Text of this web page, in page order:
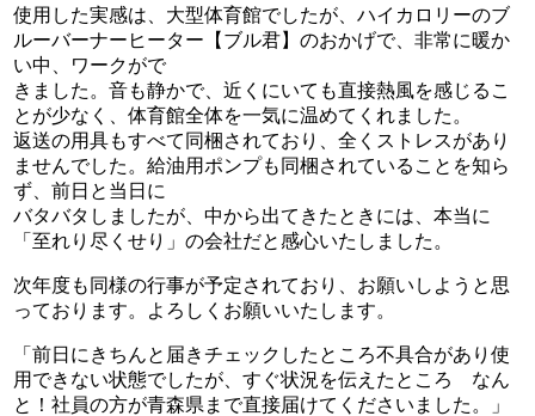
使用した実感は、大型体育館でしたが、ハイカロリーのブ
ルーバーナーヒーター【ブル君】のおかげで、非常に暖か
い中、ワークがで
きました。音も静かで、近くにいても直接熱風を感じるこ
とが少なく、体育館全体を一気に温めてくれました。
返送の用具もすべて同梱されており、全くストレスがあり
ませんでした。給油用ポンプも同梱されていることを知ら
ず、前日と当日に
バタバタしましたが、中から出てきたときには、本当に
「至れり尽くせり」の会社だと感心いたしました。
次年度も同様の行事が予定されており、お願いしようと思
っております。よろしくお願いいたします。
「前日にきちんと届きチェックしたところ不具合があり使
用できない状態でしたが、すぐ状況を伝えたところ なん
と！社員の方が青森県まで直接届けてくださいました。」